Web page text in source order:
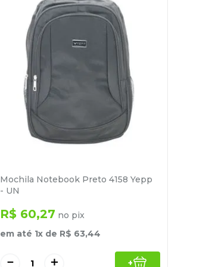
Mochila Notebook Preto 4158 Yepp
- UN
R$ 60,27 no pix
em até 1x de R$ 63,44
＋
－ +